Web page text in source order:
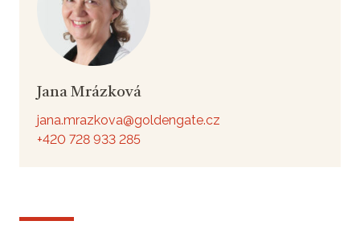
Jana Mrázková
jana.mrazkova@goldengate.cz
+420 728 933 285